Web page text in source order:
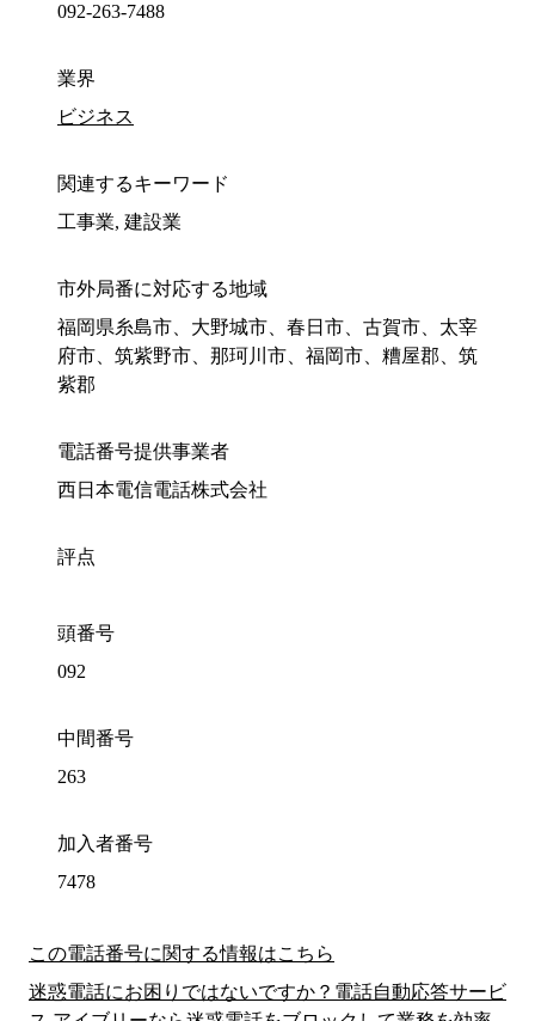
092-263-7488
業界
ビジネス
関連するキーワード
工事業, 建設業
市外局番に対応する地域
福岡県糸島市、大野城市、春日市、古賀市、太宰
府市、筑紫野市、那珂川市、福岡市、糟屋郡、筑
紫郡
電話番号提供事業者
西日本電信電話株式会社
評点
頭番号
092
中間番号
263
加入者番号
7478
この電話番号に関する情報はこちら
迷惑電話にお困りではないですか？電話自動応答サービ